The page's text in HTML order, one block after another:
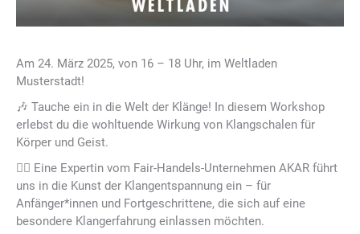
Am 24. März 2025, von 16 – 18 Uhr, im Weltladen
Musterstadt!
🎶 Tauche ein in die Welt der Klänge! In diesem Workshop
erlebst du die wohltuende Wirkung von Klangschalen für
Körper und Geist.
🧘‍♂️ Eine Expertin vom Fair-Handels-Unternehmen AKAR führt
uns in die Kunst der Klangentspannung ein – für
Anfänger*innen und Fortgeschrittene, die sich auf eine
besondere Klangerfahrung einlassen möchten.